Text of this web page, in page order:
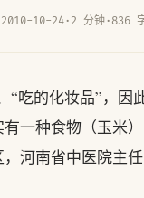
2010-10-24· 2 分钟· 836
的化妆品”，因
一种食物（玉米
河南省中医院主